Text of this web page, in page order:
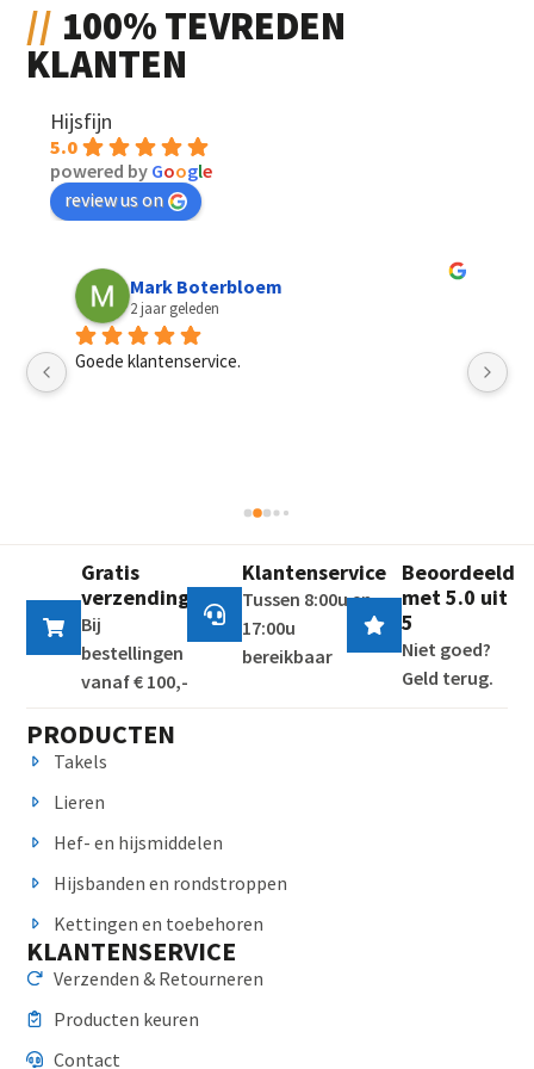
100% TEVREDEN
KLANTEN
Hijsfijn
5.0
powered by Google
review us on
Mark Boterbloem
2 jaar geleden
Goede klantenservice.
Gratis
verzending
Bij
bestellingen
vanaf € 100,-
Klantenservice
Tussen 8:00u en
17:00u
bereikbaar
Beoordeeld
met 5.0 uit
5
Niet goed?
Geld terug.
PRODUCTEN
Takels
Lieren
Hef- en hijsmiddelen
Hijsbanden en rondstroppen
Kettingen en toebehoren
KLANTENSERVICE
Verzenden & Retourneren
Producten keuren
Contact